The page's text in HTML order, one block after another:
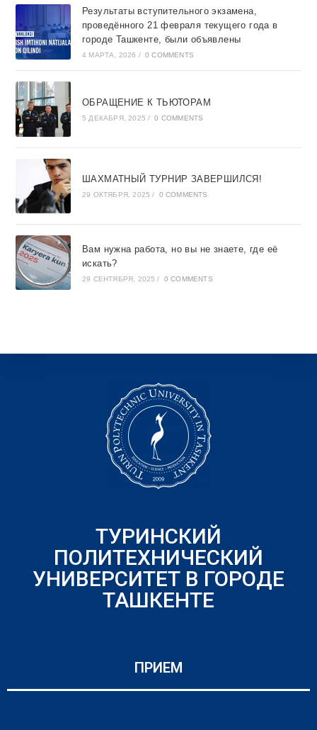
Результаты вступительного экзамена,
проведённого 21 февраля текущего года в
городе Ташкентe, были объявлены
4 МАРТА, 2026 / 0 COMMENTS
ОБРАЩЕНИЕ К ТЬЮТОРАМ
5 ДЕКАБРЯ, 2025 / 0 COMMENTS
ШАХМАТНЫЙ ТУРНИР ЗАВЕРШИЛСЯ!
29 ОКТЯБРЯ, 2025 / 0 COMMENTS
Вам нужна работа, но вы не знаете, где её
искать?
29 СЕНТЯБРЯ, 2025 / 0 COMMENTS
ТУРИНСКИЙ
ПОЛИТЕХНИЧЕСКИЙ
УНИВЕРСИТЕТ В ГОРОДЕ
ТАШКЕНТЕ
ПРИЕМ